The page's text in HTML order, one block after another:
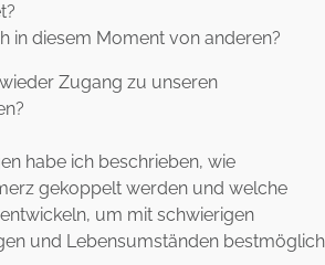
in diesem Moment von anderen?
Zugang zu unseren
habe ich beschrieben, wie
gekoppelt werden und welche
um mit schwierigen
und Lebensumständen bestmöglich